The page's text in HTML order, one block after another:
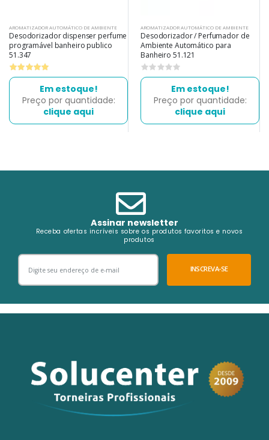
AROMATIZADOR AUTOMÁTICO DE AMBIENTE
Desodorizador dispenser perfume
programável banheiro publico
51.347
Em estoque!
Preço por quantidade:
clique aqui
AROMATIZADOR AUTOMÁTICO DE AMBIENTE
Desodorizador / Perfumador de
Ambiente Automático para
Banheiro 51.121
Em estoque!
Preço por quantidade:
clique aqui
Assinar newsletter
Receba ofertas incríveis sobre os produtos favoritos e novos
produtos
INSCREVA-SE